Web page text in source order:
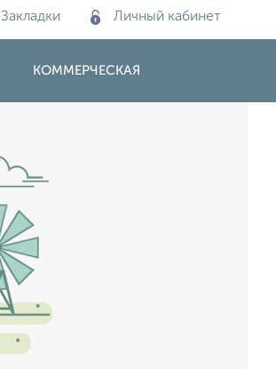
Закладки Личный кабинет
КОММЕРЧЕСКАЯ